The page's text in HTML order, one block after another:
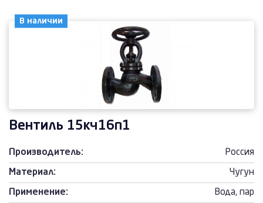
В наличии
Вентиль 15кч16п1
Производитель: Россия
Материал: Чугун
Применение: Вода, пар